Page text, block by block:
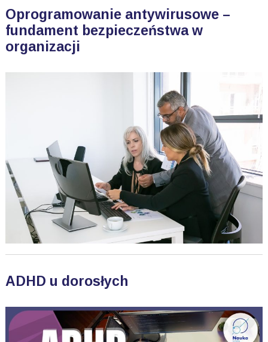
Oprogramowanie antywirusowe –
fundament bezpieczeństwa w
organizacji
ADHD u dorosłych